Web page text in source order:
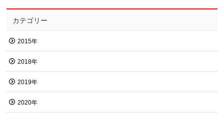
カテゴリー
2015年
2018年
2019年
2020年